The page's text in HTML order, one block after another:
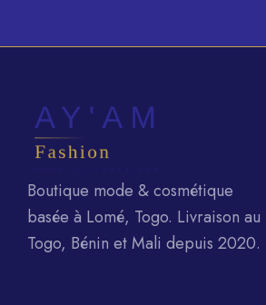
Boutique mode & cosmétique
basée à Lomé, Togo. Livraison au
Togo, Bénin et Mali depuis 2020.